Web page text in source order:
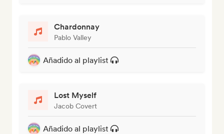
Chardonnay
Pablo Valley
Añadido al playlist
Lost Myself
Jacob Covert
Añadido al playlist